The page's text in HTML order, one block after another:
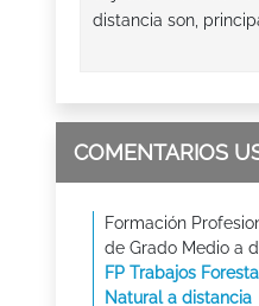
distancia son,
COMENTARIOS
Formación
de Grado Medio a
FP Trabajos
Natural a distancia